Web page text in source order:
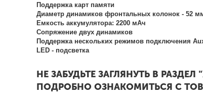
Поддержка карт памяти
Диаметр динамиков фронтальных колонок - 52
Емкость аккумулятора: 2200 мАч
Сопряжение двух динамиков
Поддержка нескольких режимов подключения
LED - подсветка
НЕ ЗАБУДЬТЕ ЗАГЛЯНУТЬ В
ПОДРОБНО ОЗНАКОМИТЬСЯ С